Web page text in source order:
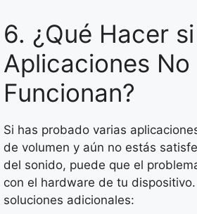
6. ¿Qué Hacer
Aplicaciones No
Funcionan?
Si has probado varias
de volumen y aún no estás
del sonido, puede que el
con el hardware de tu
soluciones adicionales: